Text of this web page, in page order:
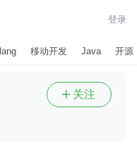
登录
移动开发 Java 开源
 关注